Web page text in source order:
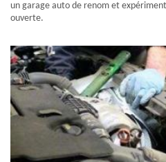
un garage auto de renom et
ouverte.